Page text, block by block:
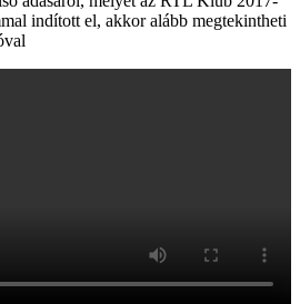
indított el, akkor alább megtekintheti